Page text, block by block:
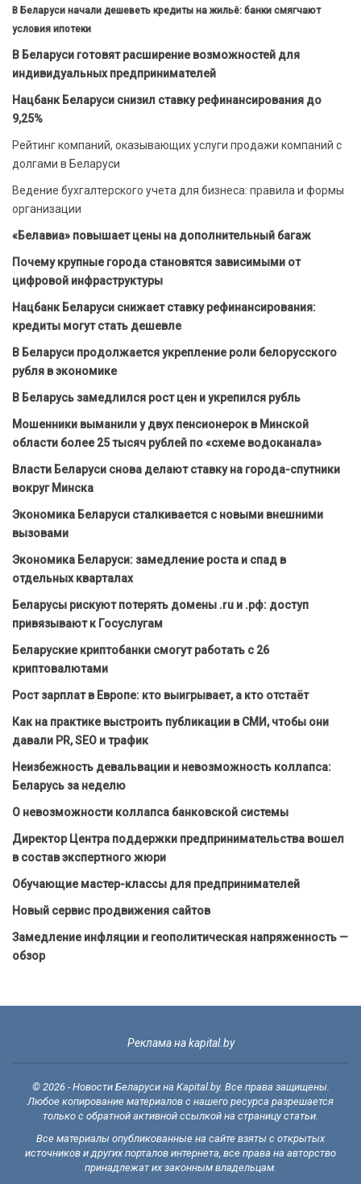
В Беларуси начали дешеветь кредиты на жильё: банки смягчают
условия ипотеки
В Беларуси готовят расширение возможностей для
индивидуальных предпринимателей
Нацбанк Беларуси снизил ставку рефинансирования до
9,25%
Рейтинг компаний, оказывающих услуги продажи компаний с
долгами в Беларуси
Ведение бухгалтерского учета для бизнеса: правила и формы
организации
«Белавиа» повышает цены на дополнительный багаж
Почему крупные города становятся зависимыми от
цифровой инфраструктуры
Нацбанк Беларуси снижает ставку рефинансирования:
кредиты могут стать дешевле
В Беларуси продолжается укрепление роли белорусского
рубля в экономике
В Беларусь замедлился рост цен и укрепился рубль
Мошенники выманили у двух пенсионерок в Минской
области более 25 тысяч рублей по «схеме водоканала»
Власти Беларуси снова делают ставку на города-спутники
вокруг Минска
Экономика Беларуси сталкивается с новыми внешними
вызовами
Экономика Беларуси: замедление роста и спад в
отдельных кварталах
Беларусы рискуют потерять домены .ru и .рф: доступ
привязывают к Госуслугам
Беларуские криптобанки смогут работать с 26
криптовалютами
Рост зарплат в Европе: кто выигрывает, а кто отстаёт
Как на практике выстроить публикации в СМИ, чтобы они
давали PR, SEO и трафик
Неизбежность девальвации и невозможность коллапса:
Беларусь за неделю
О невозможности коллапса банковской системы
Директор Центра поддержки предпринимательства вошел
в состав экспертного жюри
Обучающие мастер-классы для предпринимателей
Новый сервис продвижения сайтов
Замедление инфляции и геополитическая напряженность —
обзор
Реклама на kapital.by
© 2026 - Новости Беларуси на Kapital.by. Все права защищены.
Любое копирование материалов с нашего ресурса разрешается
только с обратной активной ссылкой на страницу статьи.
Все материалы опубликованные на сайте взяты с открытых
источников и других порталов интернета, все права на авторство
принадлежат их законным владельцам.